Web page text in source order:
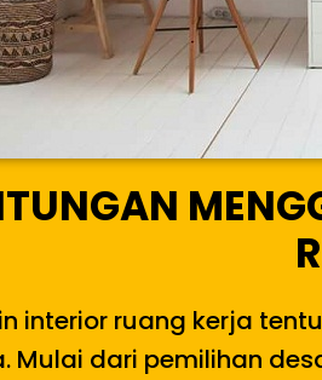
interior ruang kerja
Mulai dari pemilihan